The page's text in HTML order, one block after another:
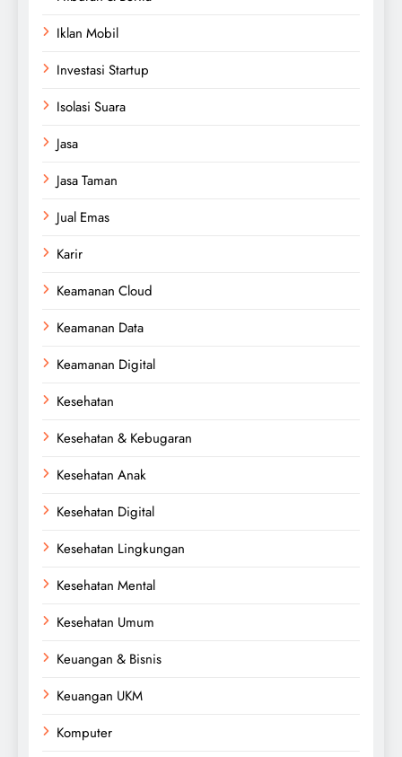
Iklan Mobil
Investasi Startup
Isolasi Suara
Jasa
Jasa Taman
Jual Emas
Karir
Keamanan Cloud
Keamanan Data
Keamanan Digital
Kesehatan
Kesehatan & Kebugaran
Kesehatan Anak
Kesehatan Digital
Kesehatan Lingkungan
Kesehatan Mental
Kesehatan Umum
Keuangan & Bisnis
Keuangan UKM
Komputer